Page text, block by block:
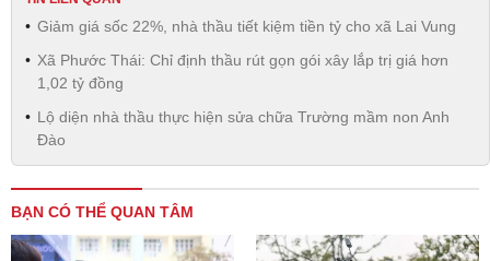
Giảm giá sốc 22%, nhà thầu tiết kiệm tiền tỷ cho xã Lai Vung
Xã Phước Thái: Chỉ định thầu rút gọn gói xây lắp trị giá hơn
1,02 tỷ đồng
Lộ diện nhà thầu thực hiện sửa chữa Trường mầm non Anh
Đào
BẠN CÓ THỂ QUAN TÂM